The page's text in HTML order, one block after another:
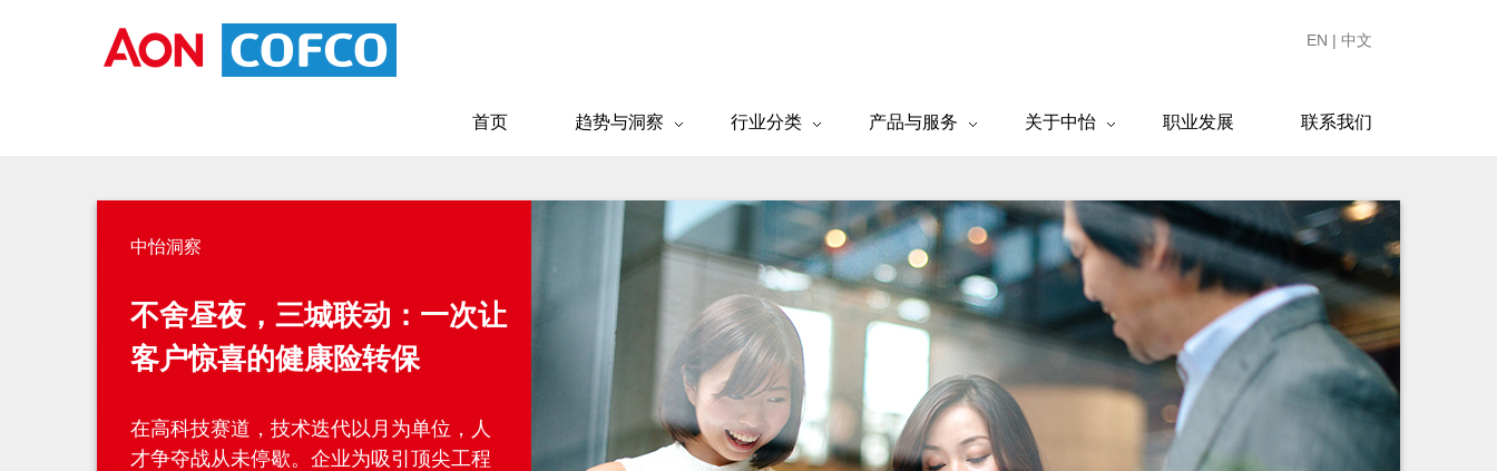
EN | 中文
首页 趋势与洞察 行业分类 产品与服务 关于中怡 职业发展 联系我们
中怡洞察
不舍昼夜，三城联动：一次让
客户惊喜的健康险转保
在高科技赛道，技术迭代以月为单位，人
才争夺战从未停歇。企业为吸引顶尖工程